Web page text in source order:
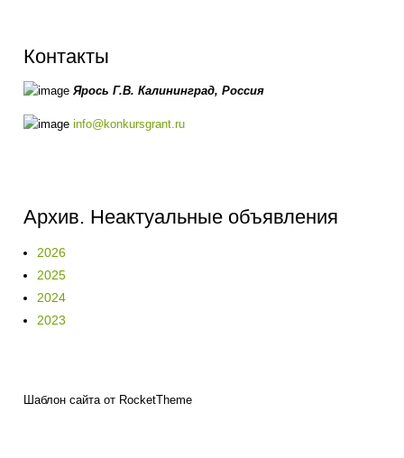
Контакты
Ярось Г.В.Калининград,Россия
info@konkursgrant.ru
Архив. Неактуальные объявления
2026
2025
2024
2023
Шаблон сайта от RocketTheme